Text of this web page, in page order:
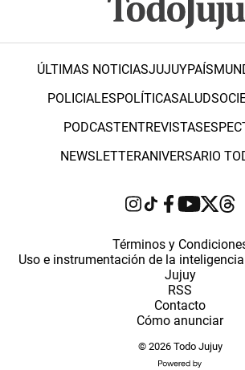
ÚLTIMAS NOTICIASJUJUYPAÍS
POLICIALESPOLÍTICASALUD
PODCASTENTREVISTAS
NEWSLETTERANIVERSARIO
Términos y
Uso e instrumentación de la
Jujuy
RSS
Contacto
Cómo anunciar
© 2026 Todo Jujuy